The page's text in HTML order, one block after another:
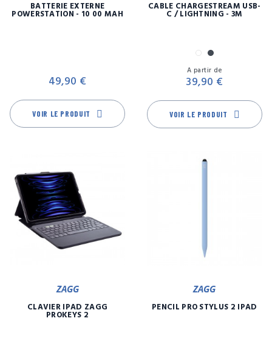
BATTERIE EXTERNE
POWERSTATION - 10 00 MAH
49,90 €
VOIR LE PRODUIT
CÂBLE CHARGESTREAM USB-
C / LIGHTNING - 3M
BlancNoir
A partir de
39,90 €
VOIR LE PRODUIT
ZAGG
CLAVIER IPAD ZAGG
PROKEYS 2
ZAGG
PENCIL PRO STYLUS 2 IPAD